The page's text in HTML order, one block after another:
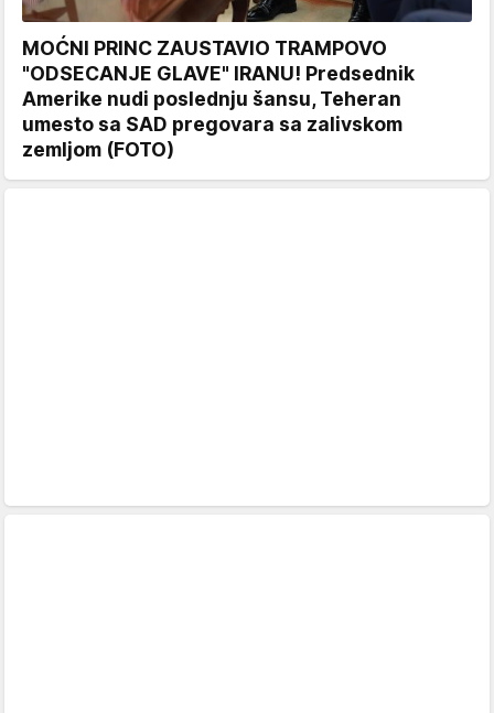
MOĆNI PRINC ZAUSTAVIO TRAMPOVO
"ODSECANJE GLAVE" IRANU! Predsednik
Amerike nudi poslednju šansu, Teheran
umesto sa SAD pregovara sa zalivskom
zemljom (FOTO)